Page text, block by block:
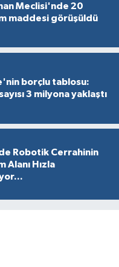
Meclisi'nde 20
maddesi görüşüldü
borçlu tablosu:
3 milyona yaklaştı
Robotik Cerrahinin
Alanı Hızla